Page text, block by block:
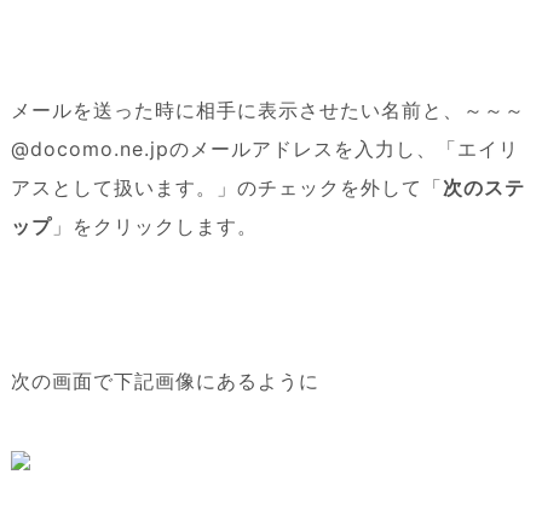
メールを送った時に相手に表示させたい名前と、～～～
@docomo.ne.jpのメールアドレスを入力し、「エイリ
アスとして扱います。」のチェックを外して「次のステ
ップ」をクリックします。
次の画面で下記画像にあるように